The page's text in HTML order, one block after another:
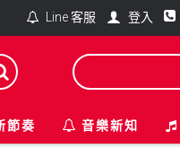
Line 客服 登入
節奏 音樂新知